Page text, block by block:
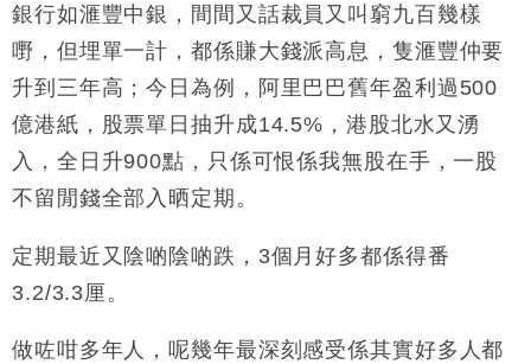
銀行如滙豐中銀，間間又話裁員又叫窮九百幾樣
嘢，但埋單一計，都係賺大錢派高息，隻滙豐仲要
升到三年高；今日為例，阿里巴巴舊年盈利過500
億港紙，股票單日抽升成14.5%，港股北水又湧
入，全日升900點，只係可恨係我無股在手，一股
不留閒錢全部入晒定期。
定期最近又陰啲陰啲跌，3個月好多都係得番
3.2/3.3厘。
做咗咁多年人，呢幾年最深刻感受係其實好多人都